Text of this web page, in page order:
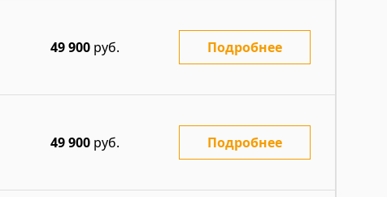
49 900 руб. Подробнее
49 900 руб. Подробнее